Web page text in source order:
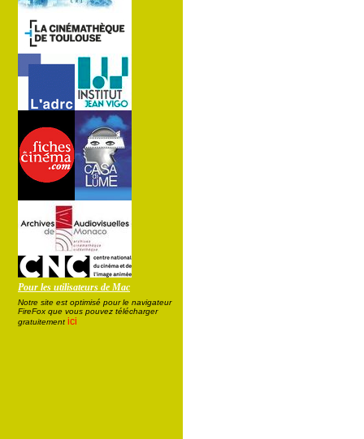
Pour les utilisateurs de Mac
Notre site est optimisé pour le navigateur
FireFox que vous pouvez télécharger
gratuitement ici